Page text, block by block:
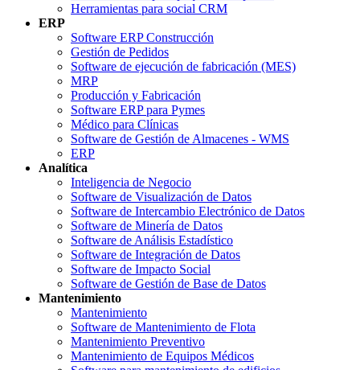
Herramientas para social CRM
ERP
Software ERP Construcción
Gestión de Pedidos
Software de ejecución de fabricación (MES)
MRP
Producción y Fabricación
Software ERP para Pymes
Médico para Clínicas
Software de Gestión de Almacenes - WMS
ERP
Analítica
Inteligencia de Negocio
Software de Visualización de Datos
Software de Intercambio Electrónico de Datos
Software de Minería de Datos
Software de Análisis Estadístico
Software de Integración de Datos
Software de Impacto Social
Software de Gestión de Base de Datos
Mantenimiento
Mantenimiento
Software de Mantenimiento de Flota
Mantenimiento Preventivo
Mantenimiento de Equipos Médicos